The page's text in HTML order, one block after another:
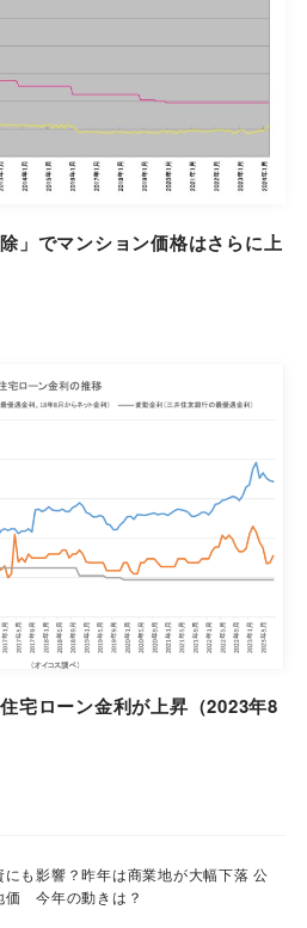
」でマンション価格はさらに上
宅ローン金利が上昇（2023年8
にも影響？昨年は商業地が大幅下落 公
価 今年の動きは？